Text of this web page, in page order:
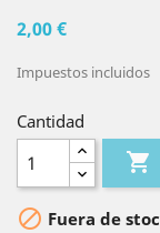
2,00 €
Impuestos incluidos
Cantidad

 Fuera de